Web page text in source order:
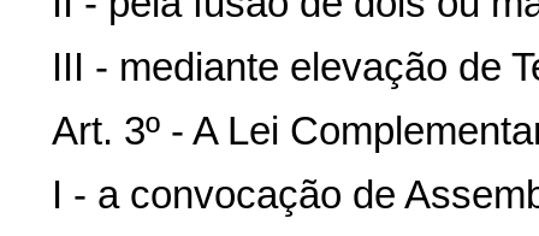
III - mediante elevação de
Art. 3º - A Lei
I - a convocação de